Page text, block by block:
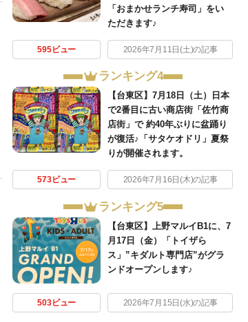
「おまかせランチ寿司」をい
ただきます♪
595ビュー 2026年7月11日(土)の記事
ランキング4
【台東区】7月18日（土）日本
で2番目に古い商店街「佐竹商
店街」で 約40年ぶりに盆踊り
が復活♪「サタケオドリ」夏祭
りが開催されます。
573ビュー 2026年7月16日(木)の記事
ランキング5
【台東区】上野マルイB1に、7
月17日（金）「トイザら
ス」”キダルト専門店”がグラ
ンドオープンします♪
503ビュー 2026年7月15日(水)の記事